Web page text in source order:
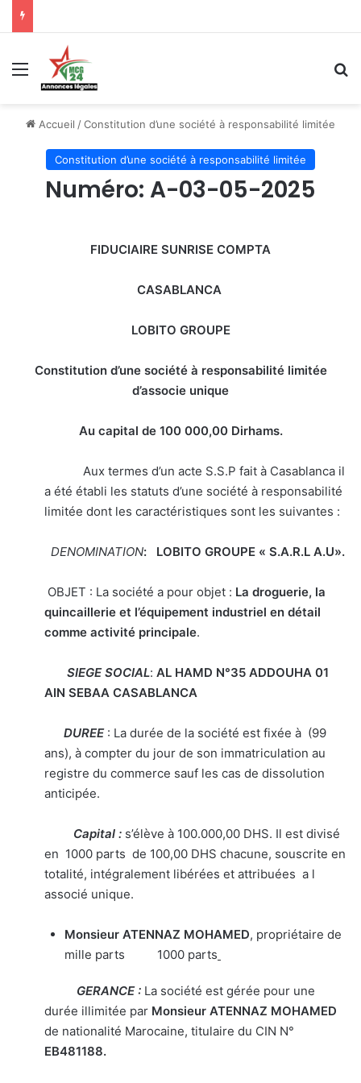
Menu
Accueil /Constitution d’une société à responsabilité limitée
Constitution d’une société à responsabilité limitée
Numéro: A-03-05-2025
FIDUCIAIRE SUNRISE COMPTA
CASABLANCA
LOBITO GROUPE
Constitution d’une société à responsabilité limitée
d’associe unique
Au capital de 100 000,00 Dirhams.
Aux termes d’un acte S.S.P fait à Casablanca il
a été établi les statuts d’une société à responsabilité
limitée dont les caractéristiques sont les suivantes :
DENOMINATION: LOBITO GROUPE « S.A.R.L A.U».
OBJET : La société a pour objet : La droguerie, la
quincaillerie et l’équipement industriel en détail
comme activité principale.
SIEGE SOCIAL: AL HAMD N°35 ADDOUHA 01
AIN SEBAA CASABLANCA
DUREE: La durée de la société est fixée à (99
ans), à compter du jour de son immatriculation au
registre du commerce sauf les cas de dissolution
anticipée.
Capital : s’élève à 100.000,00 DHS. Il est divisé
en 1000 parts de 100,00 DHS chacune, souscrite en
totalité, intégralement libérées et attribuées a l
associé unique.
Monsieur ATENNAZ MOHAMED, propriétaire de
mille parts 1000 parts
GERANCE : La société est gérée pour une
durée illimitée par Monsieur ATENNAZ MOHAMED
de nationalité Marocaine, titulaire du CIN N°
EB481188.